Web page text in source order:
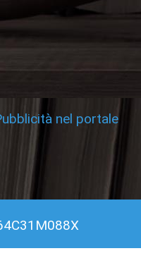
nel portale